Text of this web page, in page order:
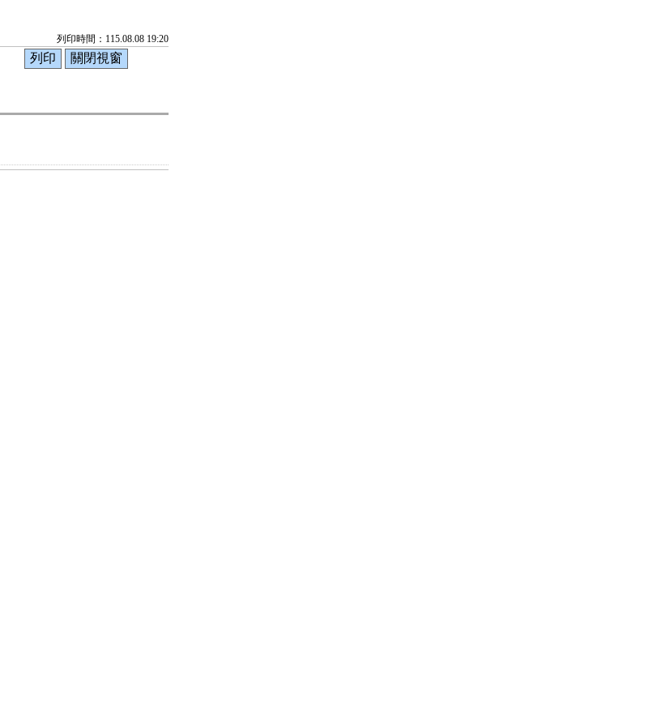
列印時間：115.08.08 19:20